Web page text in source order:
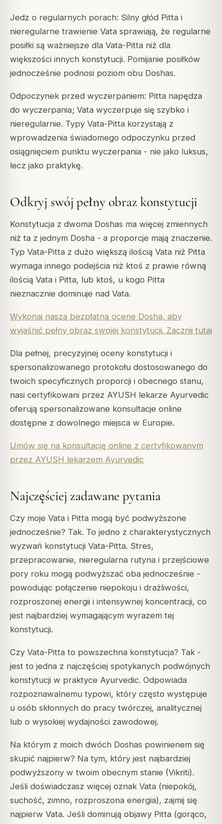
Jedz o regularnych porach: Silny głód Pitta i
nieregularne trawienie Vata sprawiają, że regularne
posiłki są ważniejsze dla Vata-Pitta niż dla
większości innych konstytucji. Pomijanie posiłków
jednocześnie podnosi poziom obu Doshas.
Odpoczynek przed wyczerpaniem: Pitta napędza
do wyczerpania; Vata wyczerpuje się szybko i
nieregularnie. Typy Vata-Pitta korzystają z
wprowadzenia świadomego odpoczynku przed
osiągnięciem punktu wyczerpania - nie jako luksus,
lecz jako praktykę.
Odkryj swój pełny obraz konstytucji
Konstytucja z dwoma Doshas ma więcej zmiennych
niż ta z jednym Dosha - a proporcje mają znaczenie.
Typ Vata-Pitta z dużo większą ilością Vata niż Pitta
wymaga innego podejścia niż ktoś z prawie równą
ilością Vata i Pitta, lub ktoś, u kogo Pitta
nieznacznie dominuje nad Vata.
Wykonaj naszą bezpłatną ocenę Dosha, aby
wyjaśnić pełny obraz swojej konstytucji. Zacznij tutaj
Dla pełnej, precyzyjnej oceny konstytucji i
spersonalizowanego protokołu dostosowanego do
twoich specyficznych proporcji i obecnego stanu,
nasi certyfikowani przez AYUSH lekarze Ayurvedic
oferują spersonalizowane konsultacje online
dostępne z dowolnego miejsca w Europie.
Umów się na konsultację online z certyfikowanym
przez AYUSH lekarzem Ayurvedic
Najczęściej zadawane pytania
Czy moje Vata i Pitta mogą być podwyższone
jednocześnie? Tak. To jedno z charakterystycznych
wyzwań konstytucji Vata-Pitta. Stres,
przepracowanie, nieregularna rutyna i przejściowe
pory roku mogą podwyższać oba jednocześnie -
powodując połączenie niepokoju i drażliwości,
rozproszonej energii i intensywnej koncentracji, co
jest najbardziej wymagającym wyrazem tej
konstytucji.
Czy Vata-Pitta to powszechna konstytucja? Tak -
jest to jedna z najczęściej spotykanych podwójnych
konstytucji w praktyce Ayurvedic. Odpowiada
rozpoznawalnemu typowi, który często występuje
u osób skłonnych do pracy twórczej, analitycznej
lub o wysokiej wydajności zawodowej.
Na którym z moich dwóch Doshas powinienem się
skupić najpierw? Na tym, który jest najbardziej
podwyższony w twoim obecnym stanie (Vikriti).
Jeśli doświadczasz więcej oznak Vata (niepokój,
suchość, zimno, rozproszona energia), zajmij się
najpierw Vata. Jeśli dominują objawy Pitta (gorąco,